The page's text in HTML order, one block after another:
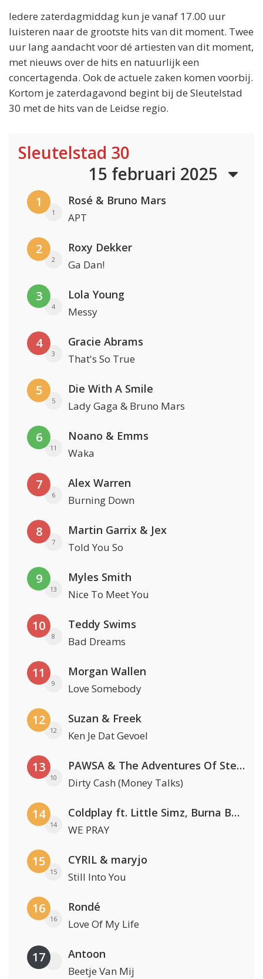
Iedere zaterdagmiddag kun je vanaf 17.00 uur
luisteren naar de grootste hits van dit moment. Twee
uur lang aandacht voor dé artiesten van dit moment,
met nieuws over de hits en natuurlijk een
concertagenda. Ook de actuele zaken komen voorbij.
Kortom je zaterdagavond begint bij de Sleutelstad
30 met de hits van de Leidse regio.
Sleutelstad 30
15 februari 2025
1
1
Rosé & Bruno Mars
APT
2
2
Roxy Dekker
Ga Dan!
3
4
Lola Young
Messy
4
3
Gracie Abrams
That's So True
5
5
Die With A Smile
Lady Gaga & Bruno Mars
6
11
Noano & Emms
Waka
7
6
Alex Warren
Burning Down
8
7
Martin Garrix & Jex
Told You So
9
13
Myles Smith
Nice To Meet You
10
8
Teddy Swims
Bad Dreams
11
9
Morgan Wallen
Love Somebody
12
12
Suzan & Freek
Ken Je Dat Gevoel
13
10
PAWSA & The Adventures Of Stevie V
Dirty Cash (Money Talks)
14
14
Coldplay ft. Little Simz, Burna Boy, Elyanna & Tini
WE PRAY
15
15
CYRIL & maryjo
Still Into You
16
16
Rondé
Love Of My Life
17 Antoon
Beetje Van Mij